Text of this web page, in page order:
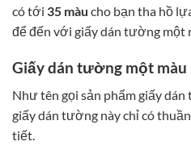
có tới 35 màu cho bạn tha hồ
để đến với giấy dán tường một
Giấy dán tường một
Như tên gọi sản phẩm giấy
giấy dán tường này chỉ có
tiết.